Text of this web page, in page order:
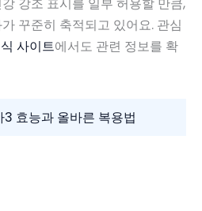
꾸준히 축적되고 있어요. 관심
사이트에서도 관련 정보를 확
효능과 올바른 복용법